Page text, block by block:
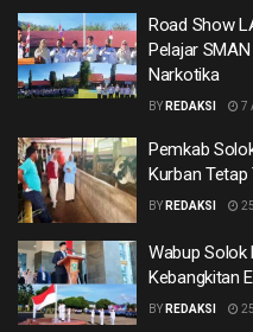
Road Show
Pelajar
Narkotika
BY REDAKSI 7
Pemkab
Kurban Tetap
BY REDAKSI
Wabup Solok
Kebangkitan
BY REDAKSI